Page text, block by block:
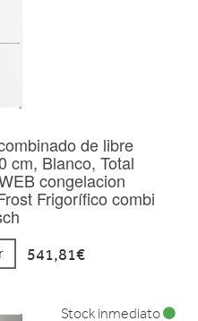
de libre
cm, Blanco, Total
congelacion
Frigorífico combi
541,81€
Stock inmediato